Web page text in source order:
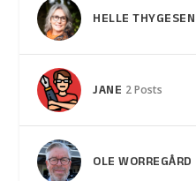
HELLE THYGESEN
JANE 2 Posts
OLE WORREGÅRD